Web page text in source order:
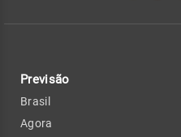
Previsão
Brasil
Agora